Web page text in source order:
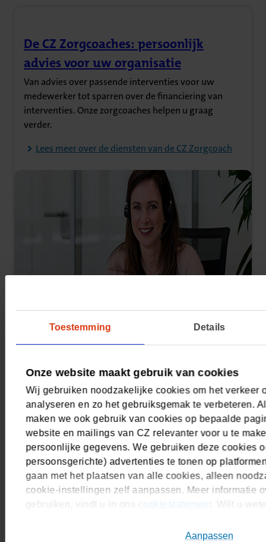
Toestemming Details
Onze website maakt gebruik van cookies
Wij gebruiken noodzakelijke cookies om het verkeer
analyseren en zo het gebruiksgemak te verbeteren.
maken we ook gebruik van cookies op bepaalde
website en mailings van CZ relevanter voor u te
persoonlijke gegevens. We gebruiken deze cookies
persoonsgerichte) advertenties te tonen op
gaan met het plaatsen van alle cookies, alleen
cookie-instellingen zelf aanpassen. Meer informatie
gebruiken, vindt u in ons
cookiestatement . Wilt u
Aanpassen
De CZ Zorgcoaches: persoonlijk
advies voor uw organisatie
(Opent in nieuw tabblad)
Van advies over passende interventies voor uw
medewerker tot sparren over de financiering van
interventies. Onze zorgcoaches helpen u graag
verder.
Lees meer over de diensten van de CZ Zorgcoach
Vragen of advies? Neem contact
op met een adviseur zorg en
bedrijfszorg
De adviseurs zorg en bedrijfszorg helpen u graag met al
uw vragen over bedrijfszorg en de collectieve
zorgverzekering. U kunt ze bereiken via de CZ
Plan een persoonlijk adviesgesprek